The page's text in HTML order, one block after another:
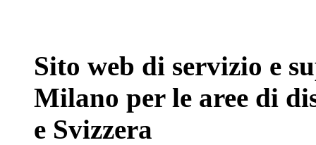
Sito web di servizio e
Milano per le aree di
e Svizzera